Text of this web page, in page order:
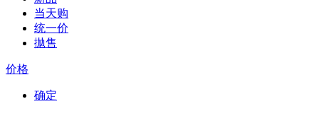
当天购
统一价
拋售
价格
确定